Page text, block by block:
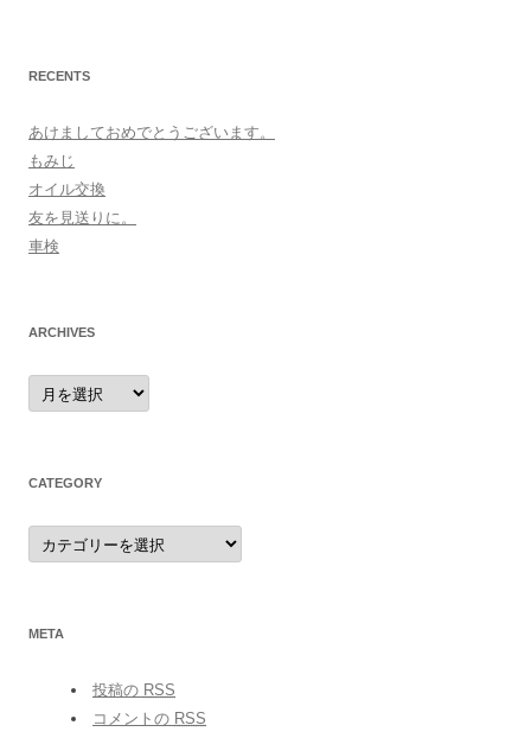
RECENTS
あけましておめでとうございます。
もみじ
オイル交換
友を見送りに。
車検
ARCHIVES
archives
CATEGORY
category
META
投稿の RSS
コメントの RSS